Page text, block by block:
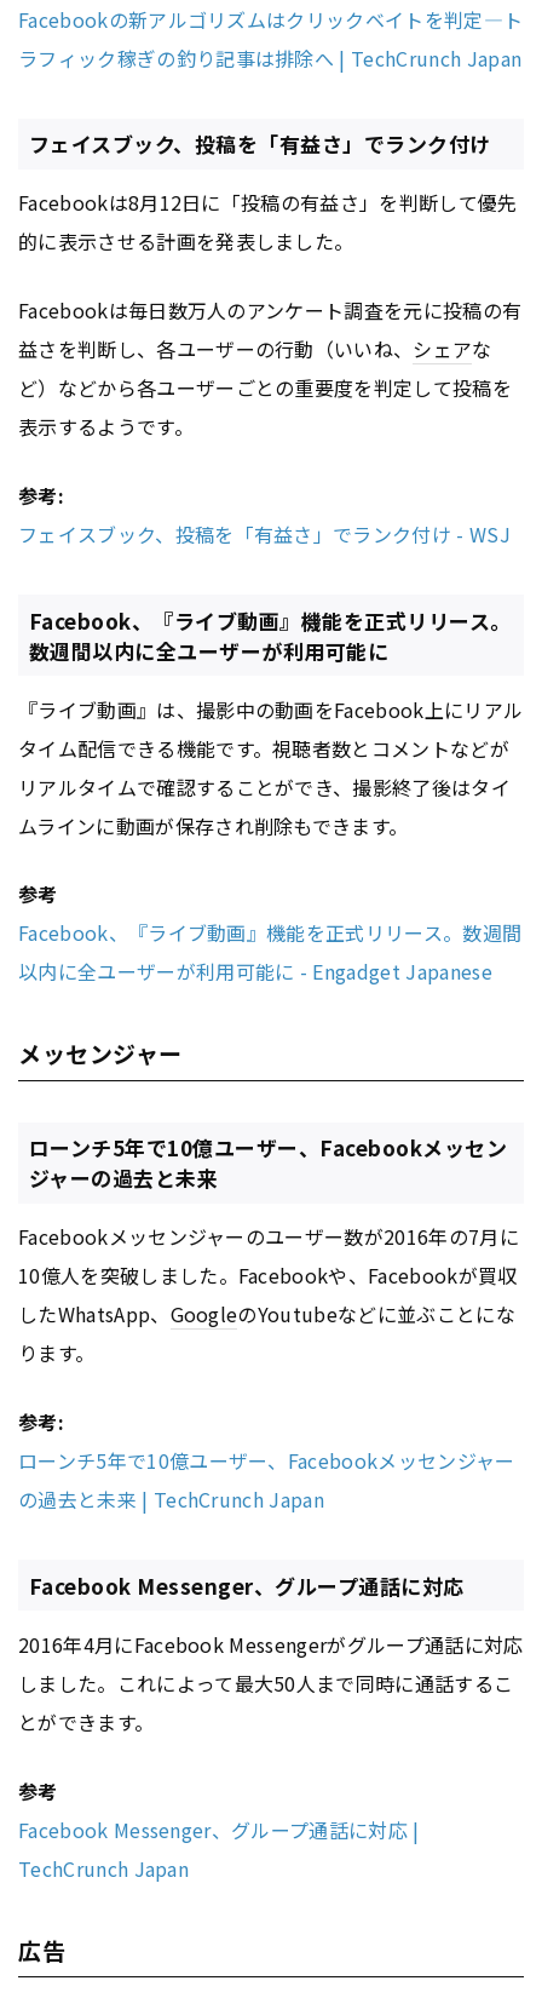
Facebookの新アルゴリズムはクリックベイトを判定―ト
ラフィック稼ぎの釣り記事は排除へ | TechCrunch Japan
フェイスブック、投稿を「有益さ」でランク付け
Facebookは8月12日に「投稿の有益さ」を判断して優先
的に表示させる計画を発表しました。
Facebookは毎日数万人のアンケート調査を元に投稿の有
益さを判断し、各ユーザーの行動（いいね、 シェアな
ど）などから各ユーザーごとの重要度を判定して投稿を
表示するようです。
参考:
フェイスブック、投稿を「有益さ」でランク付け - WSJ
Facebook、『ライブ動画』機能を正式リリース。
数週間以内に全ユーザーが利用可能に
『ライブ動画』は、撮影中の動画をFacebook上にリアル
タイム配信できる機能です。視聴者数とコメントなどが
リアルタイムで確認することができ、撮影終了後はタイ
ムラインに動画が保存され削除もできます。
参考
Facebook、『ライブ動画』機能を正式リリース。数週間
以内に全ユーザーが利用可能に - Engadget Japanese
メッセンジャー
ローンチ5年で10億ユーザー、Facebookメッセン
ジャーの過去と未来
Facebookメッセンジャーのユーザー数が2016年の7月に
10億人を突破しました。Facebookや、Facebookが買収
したWhatsApp、 GoogleのYoutubeなどに並ぶことにな
ります。
参考:
ローンチ5年で10億ユーザー、Facebookメッセンジャー
の過去と未来 | TechCrunch Japan
Facebook Messenger、グループ通話に対応
2016年4月にFacebook Messengerがグループ通話に対応
しました。これによって最大50人まで同時に通話するこ
とができます。
参考
Facebook Messenger、グループ通話に対応 |
TechCrunch Japan
広告